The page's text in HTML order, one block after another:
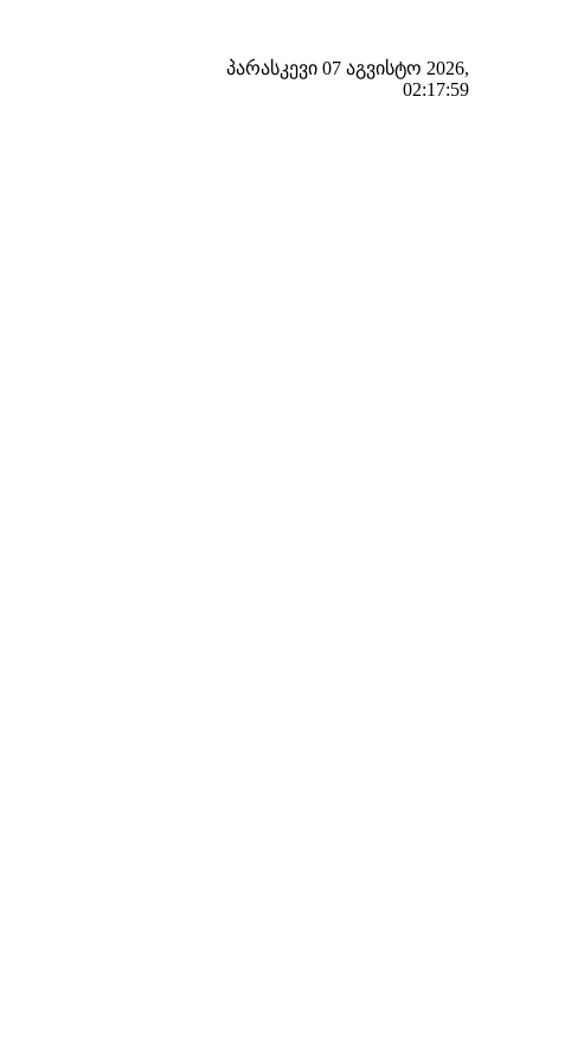
პარასკევი 07 აგვისტო 2026,
02:18:00